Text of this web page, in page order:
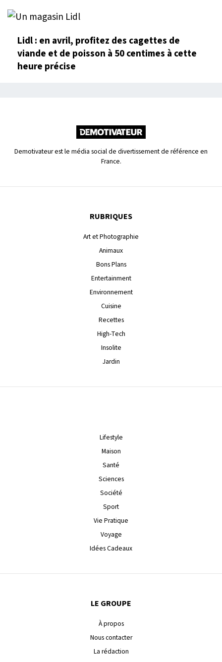
Lidl : en avril, profitez des cagettes de
viande et de poisson à 50 centimes à cette
heure précise
Demotivateur est le média social de divertissement de référence en
France.
RUBRIQUES
Art et Photographie
Animaux
Bons Plans
Entertainment
Environnement
Cuisine
Recettes
High-Tech
Insolite
Jardin
Lifestyle
Maison
Santé
Sciences
Société
Sport
Vie Pratique
Voyage
Idées Cadeaux
LE GROUPE
À propos
Nous contacter
La rédaction